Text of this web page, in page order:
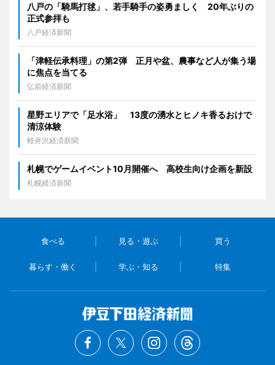
八戸の「騎馬打毬」、若手騎手の姿勇ましく 20年ぶりの
正式参拝も
八戸経済新聞
「津軽伝承料理」の第2弾 正月や盆、農事など人が集う場
に焦点を当てる
弘前経済新聞
星野エリアで「足水浴」 13度の湧水とヒノキ香るおけで
清涼体験
軽井沢経済新聞
札幌でゲームイベント10月開催へ 高校生向け企画を新設
札幌経済新聞
食べる 見る・遊ぶ 買う
暮らす・働く 学ぶ・知る 特集